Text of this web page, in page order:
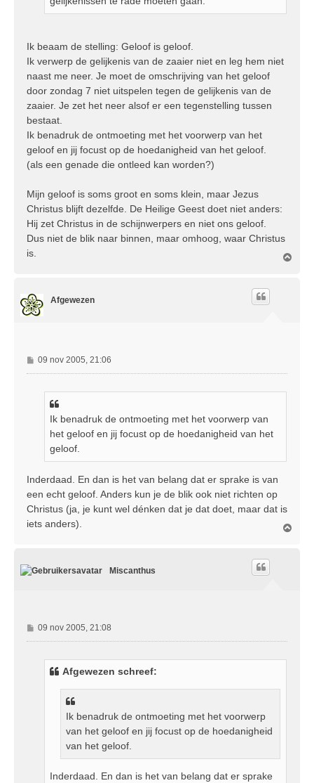
Ik beaam de stelling: Geloof is geloof.
Ik verwerp de gelijkenis van de zaaier niet en leg hem niet
naast me neer. Je moet de omschrijving van het geloof
door zondag 7 niet uitspelen tegen de gelijkenis van de
zaaier. Je zet het neer alsof er een tegenstelling tussen
bestaat.
Ik benadruk de ontmoeting met het voorwerp van het
geloof en jij focust op de hoedanigheid van het geloof.
(als een genade die ontleed kan worden?)
Mijn geloof is soms groot en soms klein, maar Jezus
Christus blijft dezelfde. De Heilige Geest doet niet anders:
Hij zet Christus in de schijnwerpers en niet ons geloof.
Dus niet de blik naar binnen, maar omhoog, waar Christus
is.
Afgewezen
B
e
09 nov 2005, 21:06
Ik benadruk de ontmoeting met het voorwerp van
het geloof en jij focust op de hoedanigheid van het
geloof.
Inderdaad. En dan is het van belang dat er sprake is van
een echt geloof. Anders kun je de blik ook niet richten op
Christus (ja, je kunt wel dénken dat je dat doet, maar dat is
iets anders).
Miscanthus
B
e
09 nov 2005, 21:08
Afgewezen schreef:
Ik benadruk de ontmoeting met het voorwerp
van het geloof en jij focust op de hoedanigheid
van het geloof.
Inderdaad. En dan is het van belang dat er sprake